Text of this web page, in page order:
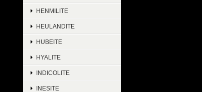
HENMILITE
HEULANDITE
HUBEITE
HYALITE
INDICOLITE
INESITE